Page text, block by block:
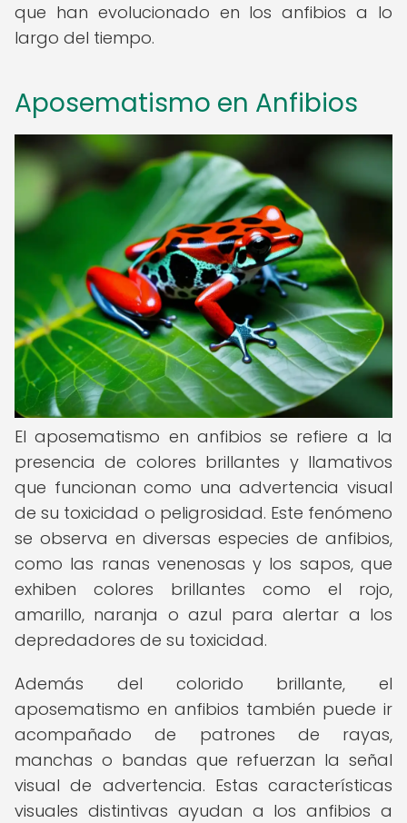
que han evolucionado en los anfibios a lo
largo del tiempo.
Aposematismo en Anfibios
El aposematismo en anfibios se refiere a la
presencia de colores brillantes y llamativos
que funcionan como una advertencia visual
de su toxicidad o peligrosidad. Este fenómeno
se observa en diversas especies de anfibios,
como las ranas venenosas y los sapos, que
exhiben colores brillantes como el rojo,
amarillo, naranja o azul para alertar a los
depredadores de su toxicidad.
Además del colorido brillante, el
aposematismo en anfibios también puede ir
acompañado de patrones de rayas,
manchas o bandas que refuerzan la señal
visual de advertencia. Estas características
visuales distintivas ayudan a los anfibios a